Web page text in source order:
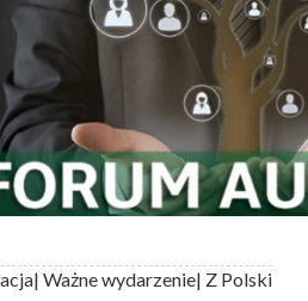
| Ważne wydarzenie| Z Polski